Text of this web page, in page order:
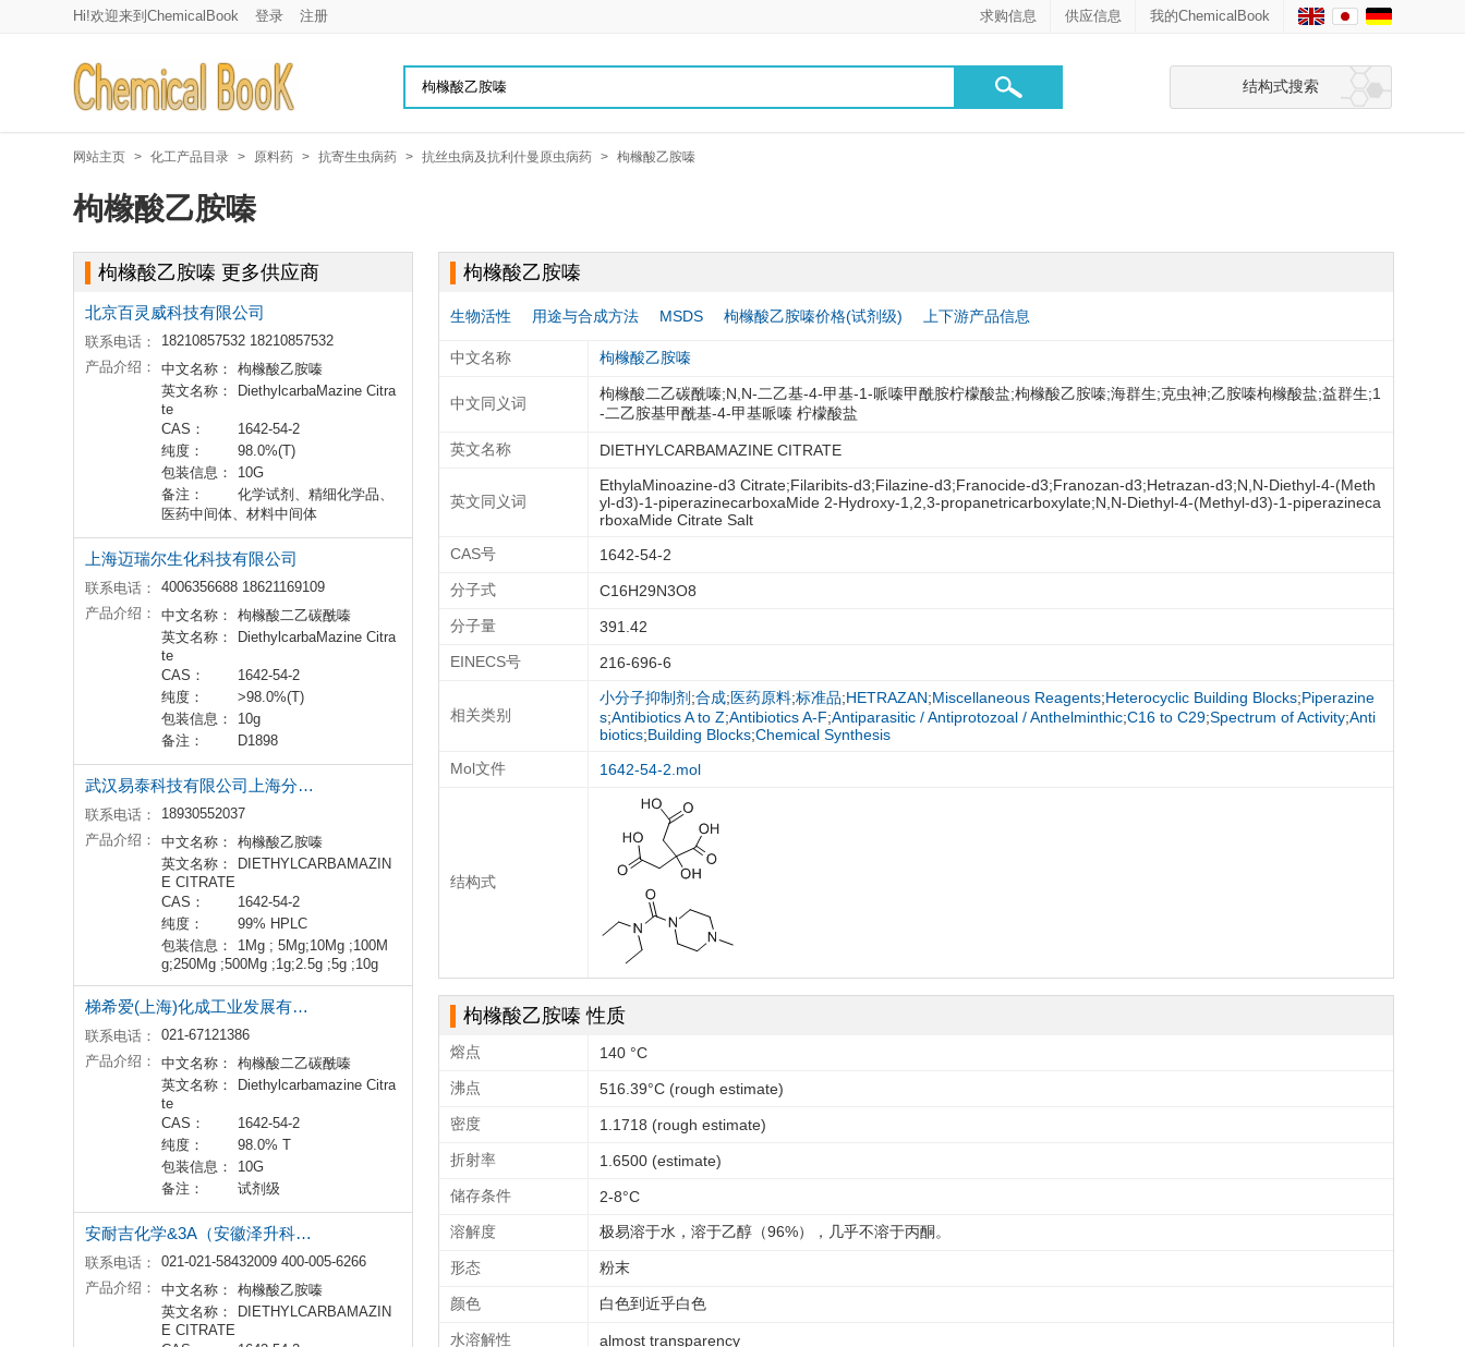
Hi!欢迎来到ChemicalBook 登录 注册 我的ChemicalBook
供应信息
求购信息
结构式搜索
网站主页 > 化工产品目录 > 原料药 > 抗寄生虫病药 > 抗丝虫病及抗利什曼原虫病药 > 枸橼酸乙胺嗪
枸橼酸乙胺嗪
枸橼酸乙胺嗪 更多供应商
北京百灵威科技有限公司
联系电话：
18210857532 18210857532
产品介绍：
中文名称：
枸橼酸乙胺嗪
英文名称：
DiethylcarbaMazine Citra
te
CAS：
1642-54-2
纯度：
98.0%(T)
包装信息：
10G
备注：
化学试剂、精细化学品、
医药中间体、材料中间体
上海迈瑞尔生化科技有限公司
联系电话：
4006356688 18621169109
产品介绍：
中文名称：
枸橼酸二乙碳酰嗪
英文名称：
DiethylcarbaMazine Citra
te
CAS：
1642-54-2
纯度：
>98.0%(T)
包装信息：
10g
备注：
D1898
武汉易泰科技有限公司上海分公司
联系电话：
18930552037
产品介绍：
中文名称：
枸橼酸乙胺嗪
英文名称：
DIETHYLCARBAMAZIN
E CITRATE
CAS：
1642-54-2
纯度：
99% HPLC
包装信息：
1Mg ; 5Mg;10Mg ;100M
g;250Mg ;500Mg ;1g;2.5g ;5g ;10g
梯希爱(上海)化成工业发展有限公司
联系电话：
021-67121386
产品介绍：
中文名称：
枸橼酸二乙碳酰嗪
英文名称：
Diethylcarbamazine Citra
te
CAS：
1642-54-2
纯度：
98.0% T
包装信息：
10G
备注：
试剂级
安耐吉化学&3A（安徽泽升科技有限公司）
联系电话：
021-021-58432009 400-005-6266
产品介绍：
中文名称：
枸橼酸乙胺嗪
英文名称：
DIETHYLCARBAMAZIN
E CITRATE
枸橼酸乙胺嗪
生物活性 用途与合成方法 MSDS 枸橼酸乙胺嗪价格(试剂级) 上下游产品信息
中文名称 枸橼酸乙胺嗪
中文同义词
枸橼酸二乙碳酰嗪;N,N-二乙基-4-甲基-1-哌嗪甲酰胺柠檬酸盐;枸橼酸乙胺嗪;海群生;克虫神;乙胺嗪枸橼酸盐;益群生;1
-二乙胺基甲酰基-4-甲基哌嗪 柠檬酸盐
英文名称 DIETHYLCARBAMAZINE CITRATE
英文同义词
EthylaMinoazine-d3 Citrate;Filaribits-d3;Filazine-d3;Franocide-d3;Franozan-d3;Hetrazan-d3;N,N-Diethyl-4-(Meth
yl-d3)-1-piperazinecarboxaMide 2-Hydroxy-1,2,3-propanetricarboxylate;N,N-Diethyl-4-(Methyl-d3)-1-piperazineca
rboxaMide Citrate Salt
CAS号
1642-54-2
分子式
C16H29N3O8
分子量
391.42
EINECS号
216-696-6
相关类别
小分子抑制剂 ;合成;医药原料;标准品;HETRAZAN;Miscellaneous Reagents;Heterocyclic Building Blocks;Piperazine
s;Antibiotics A to Z;Antibiotics A-F;Antiparasitic / Antiprotozoal / Anthelminthic;C16 to C29;Spectrum of Activity;Anti
biotics;Building Blocks;Chemical Synthesis
Mol文件
1642-54-2.mol
结构式
枸橼酸乙胺嗪 性质
熔点
140 °C
沸点
516.39°C (rough estimate)
密度
1.1718 (rough estimate)
折射率
1.6500 (estimate)
储存条件
2-8°C
溶解度
极易溶于水，溶于乙醇（96%），几乎不溶于丙酮。
形态 粉末
颜色 白色到近乎白色
水溶解性
almost transparency